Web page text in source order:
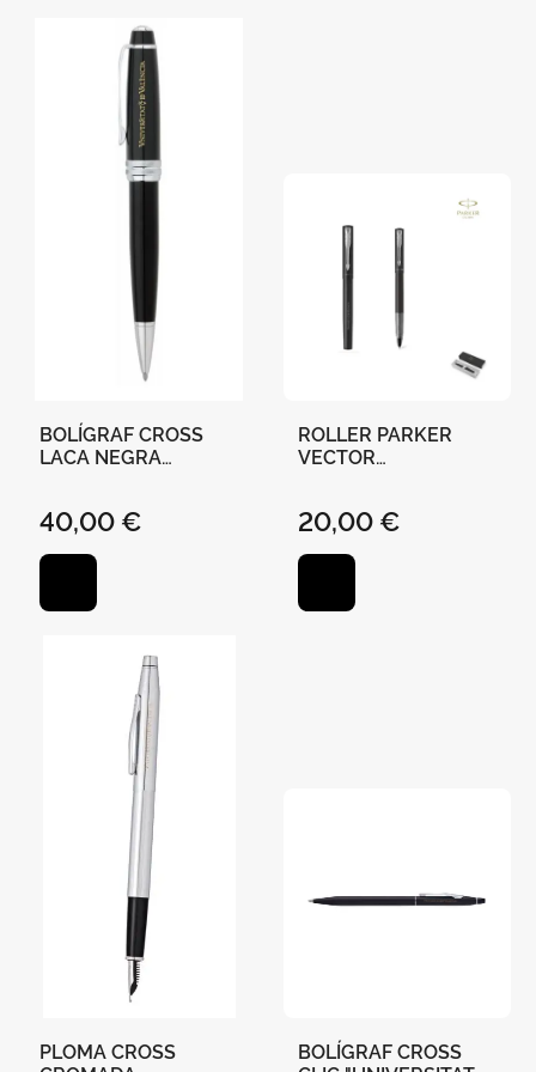
BOLÍGRAF CROSS
LACA NEGRA
BAILEY
40,00 €
ROLLER PARKER
VECTOR
ESTOIG REGAL
20,00 €
PLOMA CROSS
BOLÍGRAF CROSS